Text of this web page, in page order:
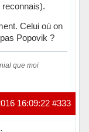
Celui où on
Popovik ?
que moi
#333
16:09:22